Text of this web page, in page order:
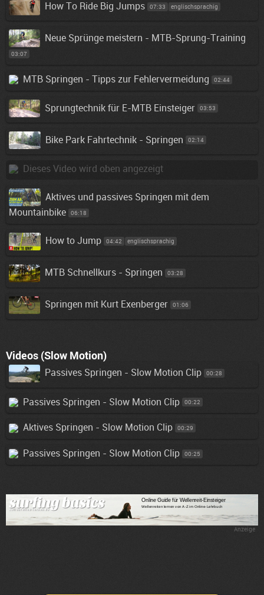
How To Ride Big Jumps 07:33 englischsprachig
Neue Sprünge meistern - MTB-Sprung-Training
03:07
MTB Springen - Tipps zur Fehlervermeidung 02:44
Sprungtechnik für E-MTB Einsteiger 03:53
Bike Park Fahrtechnik - Springen 02:14
Dieses Video wird oben angezeigt
Aktives und passives Springen mit dem
Mountainbike
06:18
How to Jump 04:42 englischsprachig
MTB Schnellkurs - Springen 03:28
Springen mit Kurt Exenberger 01:06
Videos (Slow Motion)
Passives Springen - Slow Motion Clip 00:28
Passives Springen - Slow Motion Clip 00:22
Aktives Springen - Slow Motion Clip 00:29
Passives Springen - Slow Motion Clip 00:25
Anzeige